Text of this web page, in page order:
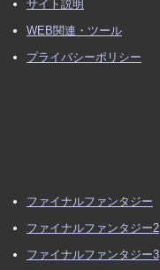
サイト説明
WEB関連・ツール
プライバシーポリシー
ファイナルファンタジー
ファイナルファンタジー2
ファイナルファンタジー3